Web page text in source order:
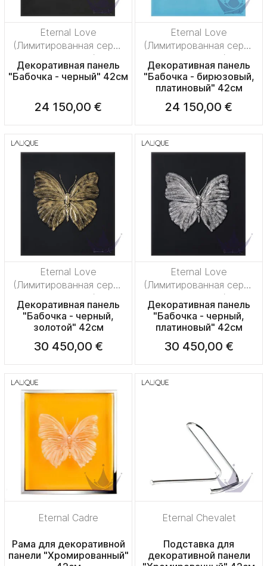
Eternal Love
(Лимитированная серия
на 50 пред.)
Декоративная панель
"Бабочка - черный" 42см
24 150,00 €
Eternal Love
(Лимитированная серия
на 50 пред.)
Декоративная панель
"Бабочка - бирюзовый,
платиновый" 42см
24 150,00 €
Eternal Love
(Лимитированная серия
на 50 пред.)
Декоративная панель
"Бабочка - черный,
золотой" 42см
30 450,00 €
Eternal Love
(Лимитированная серия
на 50 пред.)
Декоративная панель
"Бабочка - черный,
платиновый" 42см
30 450,00 €
Eternal Cadre
Рама для декоративной
панели "Хромированный"
Eternal Chevalet
Подставка для
декоративной панели